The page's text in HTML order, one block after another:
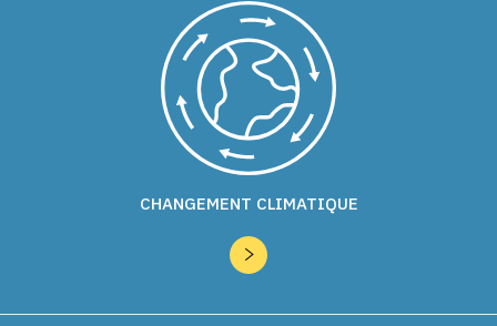
CHANGEMENT CLIMATIQUE